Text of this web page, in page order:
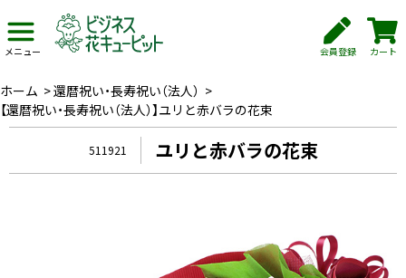
メニュー 会員登録 カート
ホーム >還暦祝い・長寿祝い（法人） >
【還暦祝い・長寿祝い（法人）】ユリと赤バラの花束
511921 ユリと赤バラの花束